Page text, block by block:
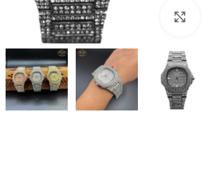
برای بزرگنمایی کلیک کنید